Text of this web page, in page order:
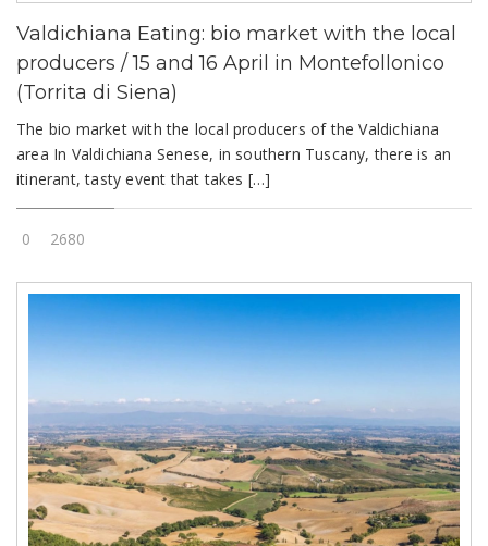
Valdichiana Eating: bio market with the local
producers / 15 and 16 April in Montefollonico
(Torrita di Siena)
The bio market with the local producers of the Valdichiana
area In Valdichiana Senese, in southern Tuscany, there is an
itinerant, tasty event that takes […]
0 2680